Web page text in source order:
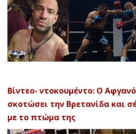
Βίντεο- ντοκουμέντο: Ο
σκοτώσει την Βρετανίδα και
με το πτώμα της